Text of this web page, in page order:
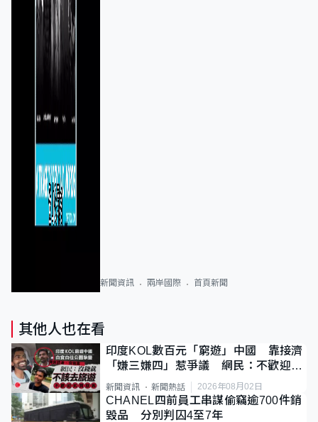
新聞資訊 兩岸國際 首頁新聞
其他人也在看
印度KOL數百元「窮遊」中國 靠接濟
「嫌三嫌四」惹爭議 網民：不歡迎劣
質旅客
新聞資訊 新聞熱話 2026年08月02日
CHANEL四前員工串謀偷竊逾700件銷
毀品 分別判囚4至7年